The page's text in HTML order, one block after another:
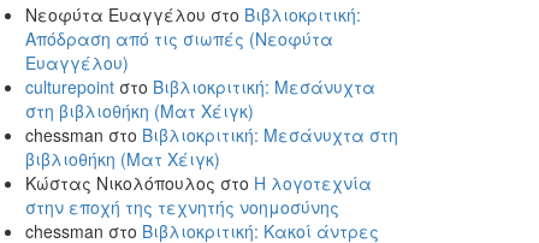
Νεοφύτα Ευαγγέλου στο Βιβλιοκριτική:
Απόδραση από τις σιωπές (Νεοφύτα
Ευαγγέλου)
culturepoint στο Βιβλιοκριτική: Μεσάνυχτα
στη βιβλιοθήκη (Ματ Χέιγκ)
chessman στο Βιβλιοκριτική: Μεσάνυχτα στη
βιβλιοθήκη (Ματ Χέιγκ)
Κώστας Νικολόπουλος στο Η λογοτεχνία
στην εποχή της τεχνητής νοημοσύνης
chessman στο Βιβλιοκριτική: Κακοί άντρες